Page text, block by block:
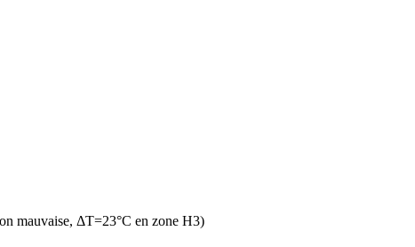
mauvaise, ΔT=23°C en zone H3)